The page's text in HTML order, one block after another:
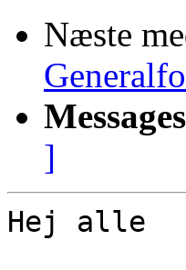
Næste
]
Hej alle